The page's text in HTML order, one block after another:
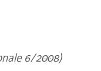
6/2008)